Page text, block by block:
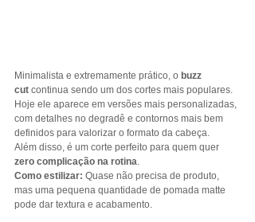
Minimalista e extremamente prático, o buzz
cut continua sendo um dos cortes mais populares.
Hoje ele aparece em versões mais personalizadas,
com detalhes no degradê e contornos mais bem
definidos para valorizar o formato da cabeça.
Além disso, é um corte perfeito para quem quer
zero complicação na rotina
Como estilizar: Quase não precisa de produto,
mas uma pequena quantidade de pomada matte
pode dar textura e acabamento.